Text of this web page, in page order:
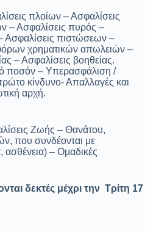
πλοίων – Ασφαλίσεις
– Ασφαλίσεις πυρός –
Ασφαλίσεις πιστώσεων –
χρηματικών απωλειών –
– Ασφαλίσεις βοηθείας.
ποσόν – Υπερασφάλιση /
κίνδυνο- Απαλλαγές και
αρχή.
Ζωής – Θανάτου,
που συνδέονται με
ασθένεια) – Ομαδικές
δεκτές μέχρι την Τρίτη 17